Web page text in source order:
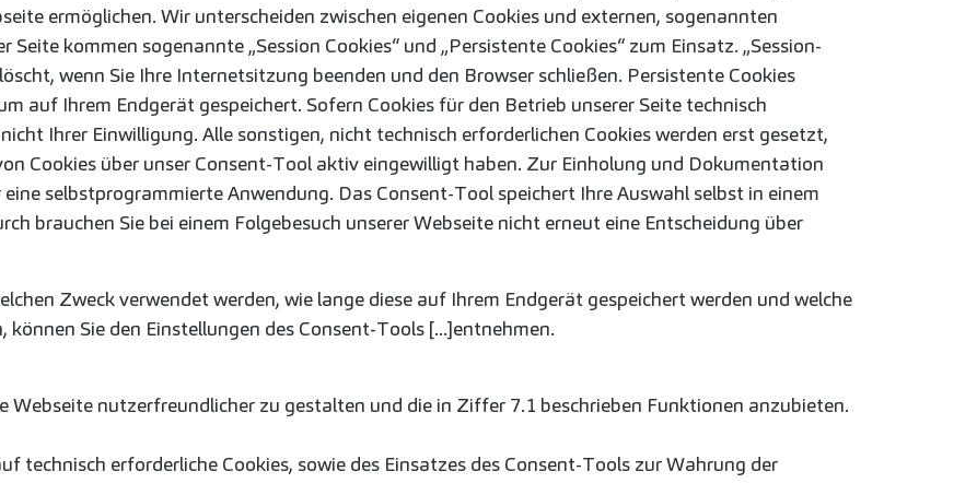
ermöglichen. Wir unterscheiden zwischen eigenen Cookies und externen, sogenannten
kommen sogenannte „Session Cookies“ und „Persistente Cookies“ zum Einsatz. „Session-
wenn Sie Ihre Internetsitzung beenden und den Browser schließen. Persistente Cookies
auf Ihrem Endgerät gespeichert. Sofern Cookies für den Betrieb unserer Seite technisch
Ihrer Einwilligung. Alle sonstigen, nicht technisch erforderlichen Cookies werden erst gesetzt,
Cookies über unser Consent-Tool aktiv eingewilligt haben. Zur Einholung und Dokumentation
selbstprogrammierte Anwendung. Das Consent-Tool speichert Ihre Auswahl selbst in einem
brauchen Sie bei einem Folgebesuch unserer Webseite nicht erneut eine Entscheidung über
Zweck verwendet werden, wie lange diese auf Ihrem Endgerät gespeichert werden und welche
Sie den Einstellungen des Consent-Tools [...]entnehmen.
Webseite nutzerfreundlicher zu gestalten und die in Ziffer 7.1 beschrieben Funktionen anzubieten.
technisch erforderliche Cookies, sowie des Einsatzes des Consent-Tools zur Wahrung der